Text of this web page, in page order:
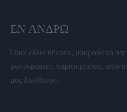
ΕΝ ΆΝΔΡΩ
Όσοι φίλοι θέλουν, μπορούν να
φωτογραφίες, παρατηρήσεις,
μας διεύθυνση.